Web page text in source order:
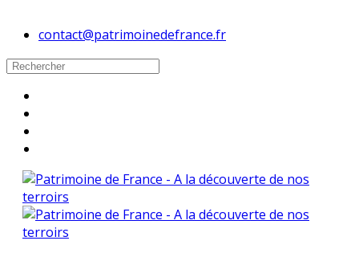
contact@patrimoinedefrance.fr